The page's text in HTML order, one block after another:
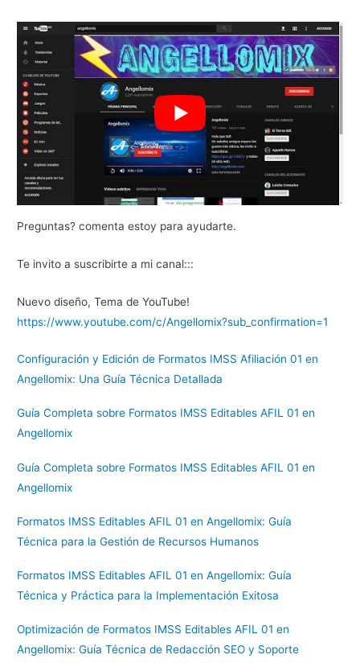
Preguntas? comenta estoy para ayudarte.
Te invito a suscribirte a mi canal:::
Nuevo diseño, Tema de YouTube!
https://www.youtube.com/c/Angellomix?sub_confirmation=1
Configuración y Edición de Formatos IMSS Afiliación 01 en
Angellomix: Una Guía Técnica Detallada
Guía Completa sobre Formatos IMSS Editables AFIL 01 en
Angellomix
Guía Completa sobre Formatos IMSS Editables AFIL 01 en
Angellomix
Formatos IMSS Editables AFIL 01 en Angellomix: Guía
Técnica para la Gestión de Recursos Humanos
Formatos IMSS Editables AFIL 01 en Angellomix: Guía
Técnica y Práctica para la Implementación Exitosa
Optimización de Formatos IMSS Editables AFIL 01 en
Angellomix: Guía Técnica de Redacción SEO y Soporte